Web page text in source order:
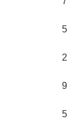
5
2
9
5